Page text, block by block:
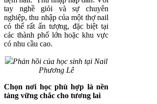
tay nghề giỏi và sự chuyên
nghiệp, thu nhập của một thợ nail
có thể rất ấn tượng, đặc biệt tại
các thành phố lớn hoặc khu vực
có nhu cầu cao.
Phản hồi của học sinh tại Nail
Phương Lê
Chọn nơi học phù hợp là nền
tảng vững chắc cho tương lai